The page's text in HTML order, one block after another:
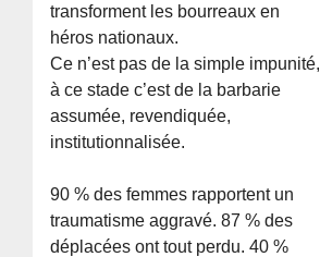
transforment les bourreaux en
héros nationaux.
Ce n’est pas de la simple impunité,
à ce stade c’est de la barbarie
assumée, revendiquée,
institutionnalisée.
90 % des femmes rapportent un
traumatisme aggravé. 87 % des
déplacées ont tout perdu. 40 %